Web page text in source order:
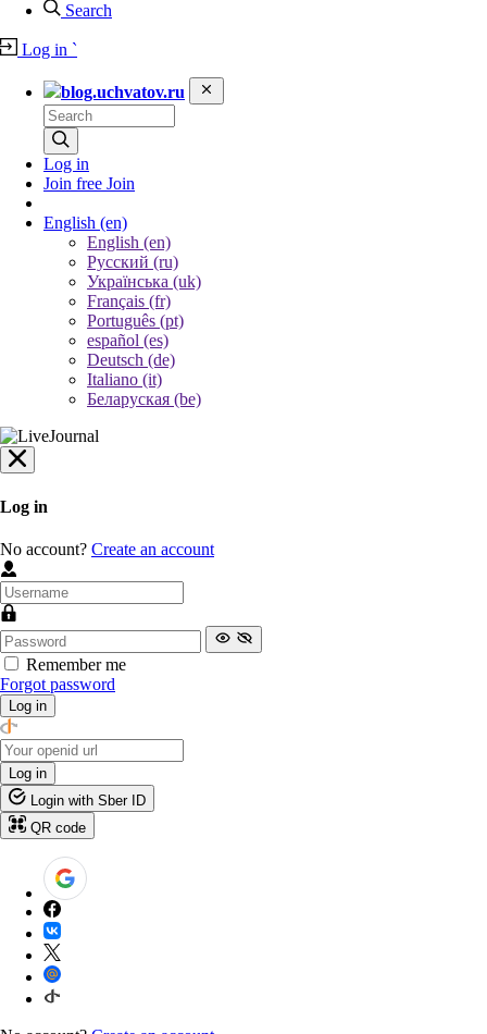
Search
Log in `
blog.uchvatov.ru
Log in
Join free Join
English (en)
English (en)
Русский (ru)
Українська (uk)
Français (fr)
Português (pt)
español (es)
Deutsch (de)
Italiano (it)
Беларуская (be)
Log in
No account? Create an account
Remember me
Forgot password
Log in
Log in
Login with Sber ID
QR code